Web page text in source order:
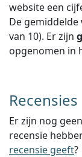
website een
De
van 10). Er zijn
opgenomen in
Recensies
Er zijn nog
recensie
recensie geeft?